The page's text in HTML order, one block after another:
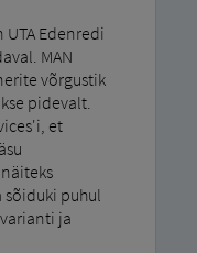
UTA Edenredi
MAN
võrgustik
pidevalt.
et
sõiduki puhul
ja